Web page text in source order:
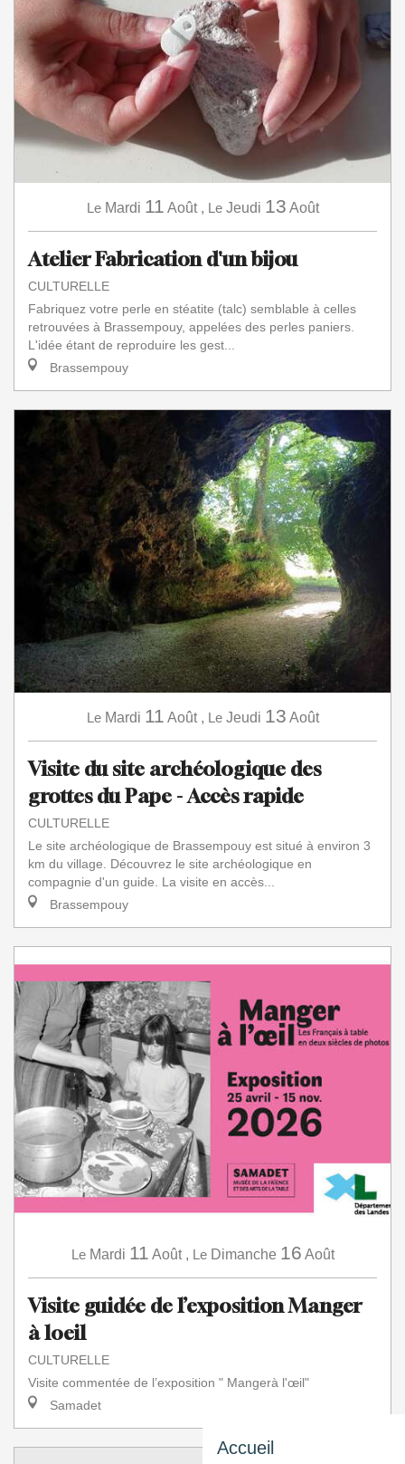
Accueil
Le Mardi 11 Août, Le Jeudi 13 Août
Atelier Fabrication d'un bijou
CULTURELLE
Fabriquez votre perle en stéatite (talc) semblable à celles
retrouvées à Brassempouy, appelées des perles paniers.
L'idée étant de reproduire les gest...
Brassempouy
Le Mardi 11 Août, Le Jeudi 13 Août
Visite du site archéologique des
grottes du Pape - Accès rapide
CULTURELLE
Le site archéologique de Brassempouy est situé à environ 3
km du village. Découvrez le site archéologique en
compagnie d'un guide. La visite en accès...
Brassempouy
Le Mardi 11 Août, Le Dimanche 16 Août
Visite guidée de l’exposition Manger
à loeil
CULTURELLE
Visite commentée de l’exposition " Mangerà l'œil"
Samadet